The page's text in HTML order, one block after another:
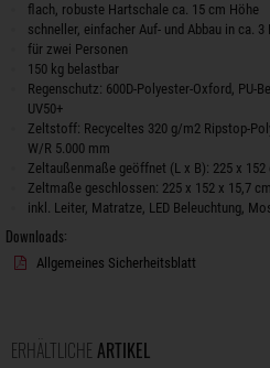
flach, robuste Hartschale ca. 15 cm Höhe
schneller, einfacher Auf- und Abbau in ca. 3
für zwei Personen
150 kg belastbar
Regenschutz: 600D-Polyester-Oxford, PU-
UV50+
Zeltstoff: Recyceltes 320 g/m2 Ripstop-
W/R 5.000 mm
Zeltaußenmaße geöffnet (L x B): 225 x 152
Zeltmaße geschlossen: 225 x 152 x 15,7 cm
inkl. Leiter, Matratze, LED Beleuchtung,
Downloads:
Allgemeines Sicherheitsblatt
ERHÄLTLICHE ARTIKEL
Sortierung